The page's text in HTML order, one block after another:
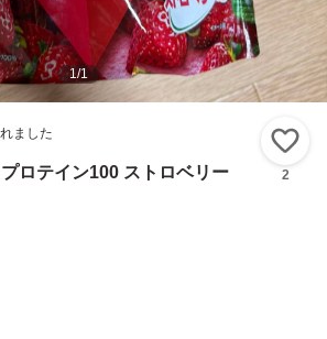
1/1
ました
ロテイン100 ストロベリー
2